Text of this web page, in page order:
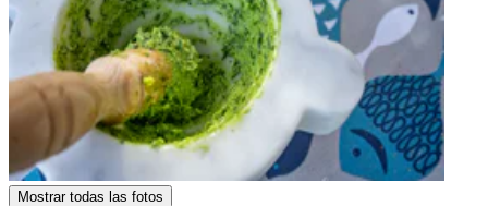
Mostrar todas las fotos